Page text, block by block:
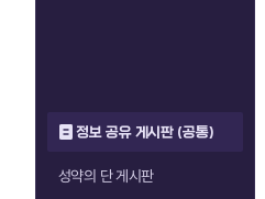
정보 공유 게시판 (공통)
성약의 단 게시판